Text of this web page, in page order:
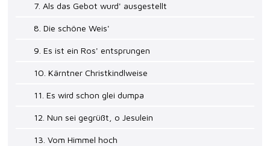
7. Als das Gebot wurd' ausgestellt
8. Die schöne Weis'
9. Es ist ein Ros' entsprungen
10. Kärntner Christkindlweise
11. Es wird schon glei dumpa
12. Nun sei gegrüßt, o Jesulein
13. Vom Himmel hoch